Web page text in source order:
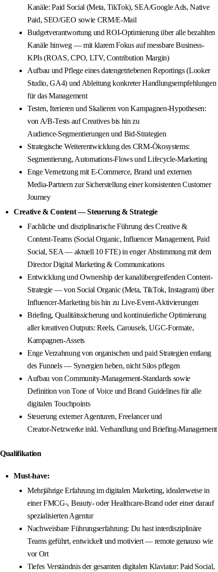
Kanäle: Paid Social (Meta, TikTok), SEA/Google Ads, Native
Paid, SEO/GEO sowie CRM/E-Mail
Budgetverantwortung und ROI-Optimierung über alle bezahlten
Kanäle hinweg — mit klarem Fokus auf messbare Business-
KPIs (ROAS, CPO, LTV, Contribution Margin)
Aufbau und Pflege eines datengetriebenen Reportings (Looker
Studio, GA4) und Ableitung konkreter Handlungsempfehlungen
für das Management
Testen, Iterieren und Skalieren von Kampagnen-Hypothesen:
von A/B-Tests auf Creatives bis hin zu
Audience‑Segmentierungen und Bid‑Strategien
Strategische Weiterentwicklung des CRM‑Ökosystems:
Segmentierung, Automations‑Flows und Lifecycle‑Marketing
Enge Vernetzung mit E‑Commerce, Brand und externen
Media‑Partnern zur Sicherstellung einer konsistenten Customer
Journey
Creative & Content — Steuerung & Strategie
Fachliche und disziplinarische Führung des Creative &
Content‑Teams (Social Organic, Influencer Management, Paid
Social, SEA — aktuell 10 FTE) in enger Abstimmung mit dem
Director Digital Marketing & Communications
Entwicklung und Ownership der kanalübergreifenden Content-
Strategie — von Social Organic (Meta, TikTok, Instagram) über
Influencer-Marketing bis hin zu Live‑Event‑Aktivierungen
Briefing, Qualitätssicherung und kontinuierliche Optimierung
aller kreativen Outputs: Reels, Carousels, UGC‑Formate,
Kampagnen‑Assets
Enge Verzahnung von organischen und paid Strategien entlang
des Funnels — Synergien heben, nicht Silos pflegen
Aufbau von Community‑Management‑Standards sowie
Definition von Tone of Voice und Brand Guidelines für alle
digitalen Touchpoints
Steuerung externer Agenturen, Freelancer und
Creator‑Netzwerke inkl. Verhandlung und Briefing‑Management
Qualifikation
Must-have:
Mehrjährige Erfahrung im digitalen Marketing, idealerweise in
einer FMCG‑, Beauty‑ oder Healthcare‑Brand oder einer darauf
spezialisierten Agentur
Nachweisbare Führungserfahrung: Du hast interdisziplinäre
Teams geführt, entwickelt und motiviert — remote genauso wie
vor Ort
Tiefes Verständnis der gesamten digitalen Klaviatur: Paid Social,